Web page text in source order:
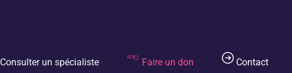
Consulter un spécialiste Faire un don Contact